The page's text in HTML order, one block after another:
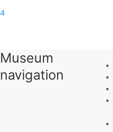
4
6
0
Nationalmuseum für
Museum
navigation